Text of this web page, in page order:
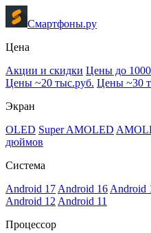
Смартфоны.ру
Цена
Акции и скидки Цены до
Цены ~20 тыс.руб. Цены ~30
Экран
OLED Super AMOLED
дюймов
Система
Android 17 Android 16 Android
Android 12 Android 11
Процессор